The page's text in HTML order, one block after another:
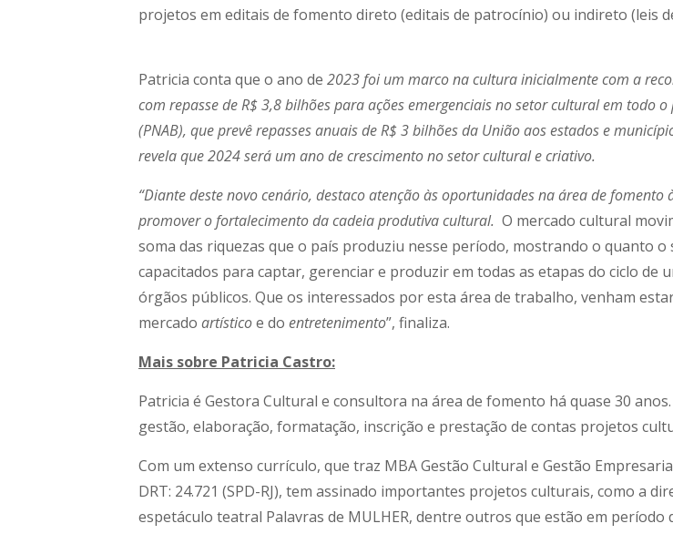
projetos em editais de fomento direto (editais de patrocínio) ou indireto (leis
Patricia conta que o ano de 2023 foi um marco na cultura inicialmente com a
com repasse de R$ 3,8 bilhões para ações emergenciais no setor cultural em todo
(PNAB), que prevê repasses anuais de R$ 3 bilhões da União aos estados e
revela que 2024 será um ano de crescimento no setor cultural e criativo.
“Diante deste novo cenário, destaco atenção às oportunidades na área de
promover o fortalecimento da cadeia produtiva cultural. O mercado cultural
soma das riquezas que o país produziu nesse período, mostrando o quanto
capacitados para captar, gerenciar e produzir em todas as etapas do ciclo de
órgãos públicos. Que os interessados por esta área de trabalho, venham
mercado artísticoe do entretenimento”, finaliza.
Mais sobre Patricia Castro:
Patricia é Gestora Cultural e consultora na área de fomento há quase 30
gestão, elaboração, formatação, inscrição e prestação de contas projetos
Com um extenso currículo, que traz MBA Gestão Cultural e Gestão
DRT: 24.721 (SPD-RJ), tem assinado importantes projetos culturais, como a
espetáculo teatral Palavras de MULHER, dentre outros que estão em